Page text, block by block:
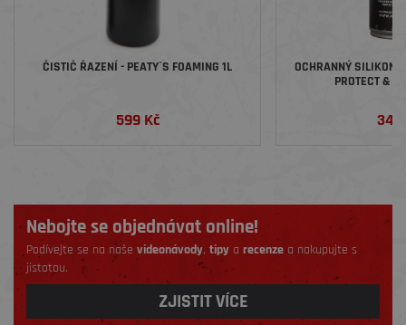
ČISTIČ ŘAZENÍ - PEATY´S FOAMING 1L
599 Kč
OCHRANNÝ
PROTECT &
349
Nebojte se objednávat online!
Podívejte se na naše videonávody,tipy a recenzea nakupujte s
jistotou.
ZJISTIT VÍCE